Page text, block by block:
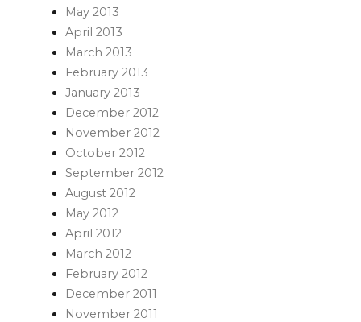
May 2013
April 2013
March 2013
February 2013
January 2013
December 2012
November 2012
October 2012
September 2012
August 2012
May 2012
April 2012
March 2012
February 2012
December 2011
November 2011